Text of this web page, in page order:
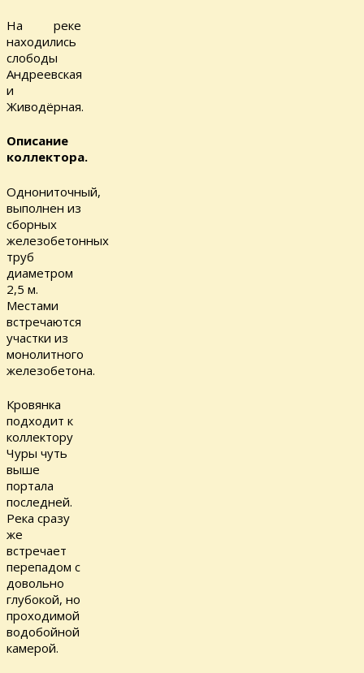
На реке
находились
слободы
Андреевская
и
Живодёрная.
Описание
коллектора.
Однониточный,
выполнен из
сборных
железобетонных
труб
диаметром
2,5 м.
Местами
встречаются
участки из
монолитного
железобетона.
Кровянка
подходит к
коллектору
Чуры чуть
выше
портала
последней.
Река сразу
же
встречает
перепадом с
довольно
глубокой, но
проходимой
водобойной
камерой.